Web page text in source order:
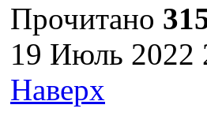
Прочитано
19 Июль 2022
Наверх